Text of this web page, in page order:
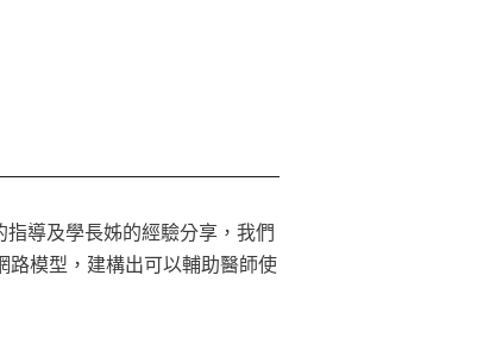
。針對高風險且已就醫的使用
靠的研究效果與長期效益。未
導及學長姊的經驗分享，我們
模型，建構出可以輔助醫師使